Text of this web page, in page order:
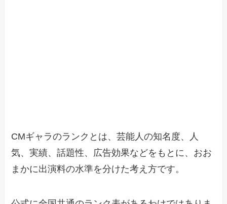
CMギャラのランクとは、芸能人の知名度、人
気、実績、話題性、広告効果などをもとに、おお
まかに出演料の水準を分けた考え方です。